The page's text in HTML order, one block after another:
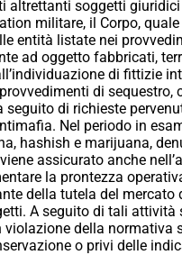
altrettanti soggetti
militare, il Corpo,
entità listate nei
ad oggetto fabbricati,
di fittizie in
di
seguito di richieste
Nel periodo in
hashish e marijuana,
assicurato anche
la prontezza
della tutela del mercato
A seguito di tali
violazione della
o privi delle